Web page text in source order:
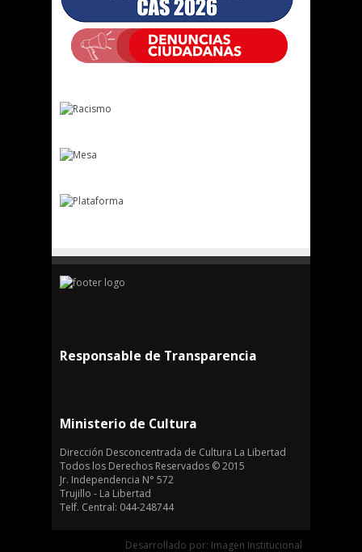
Responsable de Transparencia
Ministerio de Cultura
Dirección Desconcentrada de Cultura La Libertad
Todos los Derechos Reservados © 2015
Jr. Independencia N° 572
Trujillo - La Libertad
Telf. Central: 044-248744
Desarrollado por: Imagen Institucional